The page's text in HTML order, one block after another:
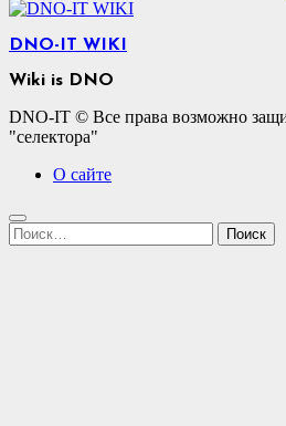
DNO-IT WIKI
Wiki is DNO
DNO-IT © Все права возможно
"селектора"
О сайте
Найти: